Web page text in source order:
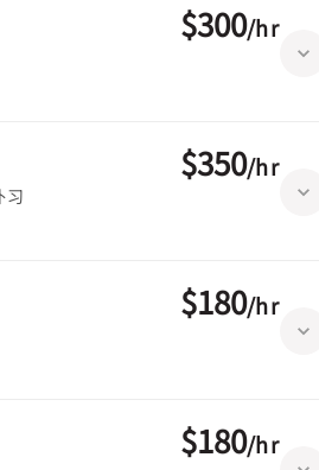
$300/hr
习
$350/hr
$180/hr
$180/hr